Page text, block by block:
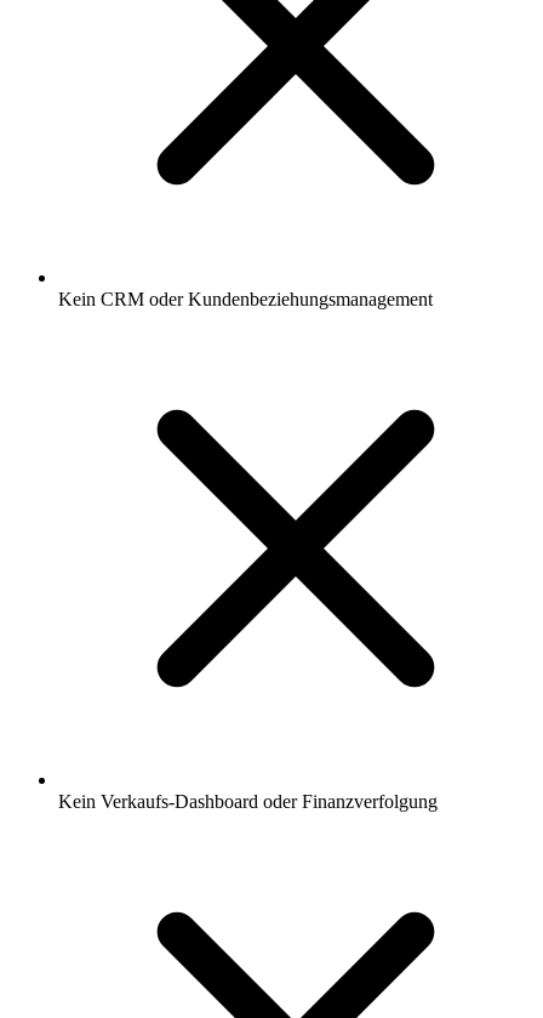
Kein CRM oder Kundenbeziehungsmanagement
Kein Verkaufs-Dashboard oder Finanzverfolgung